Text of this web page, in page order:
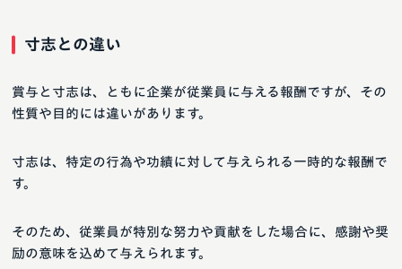
寸志との違い
賞与と寸志は、ともに企業が従業員に与える報酬ですが、その
性質や目的には違いがあります。
寸志は、特定の行為や功績に対して与えられる一時的な報酬で
す。
そのため、従業員が特別な努力や貢献をした場合に、感謝や奨
励の意味を込めて与えられます。